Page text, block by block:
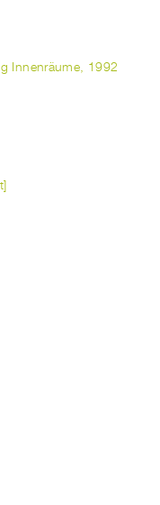
Innenräume, 1992